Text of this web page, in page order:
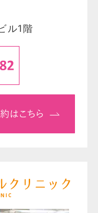
ル1階